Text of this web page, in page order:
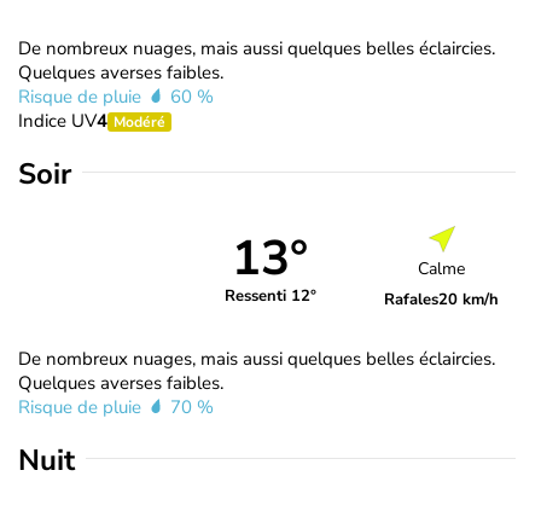
De nombreux nuages, mais aussi quelques belles éclaircies.
Quelques averses faibles.
Risque de pluie
60 %
Indice UV4 Modéré
Soir
13°
Ressenti 12°
Calme
Rafales20 km/h
De nombreux nuages, mais aussi quelques belles éclaircies.
Quelques averses faibles.
Risque de pluie
70 %
Nuit